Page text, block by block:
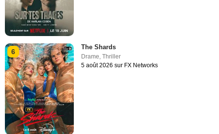
6
The Shards
Drame ,Thriller
5 août 2026 sur FX Networks